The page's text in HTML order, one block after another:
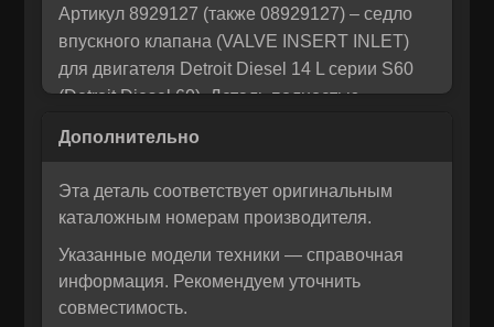
Мы понимаем, как важно принять правильное решение. Если
напишите нам, и мы с радостью поможем разобраться и
предложим лучшее решение для вас!
Рассчитать лизинг:
Артикул 8929127 (также 08929127) – седло
впускного клапана (VALVE INSERT INLET)
для двигателя Detroit Diesel 14 L серии S60
(Detroit Diesel 60). Деталь полностью
серию, и обеспечивает надёжную
Производитель – KMP Brand,
качеством альтернативных запчастей для
тяжёлых дизельных агрегатов, осуществляет
собственный контроль качества и имеет
Эта деталь соответствует оригинальным
каталожным номерам производителя.
Указанные модели техники — справочная
информация. Рекомендуем уточнить
совместимость.